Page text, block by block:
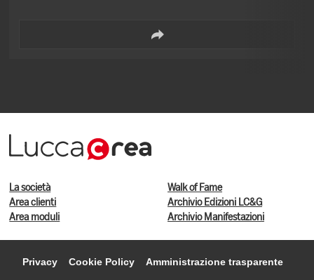
La società
Area clienti
Area moduli
Walk of Fame
Archivio Edizioni LC&G
Archivio Manifestazioni
Privacy Cookie Policy Amministrazione trasparente